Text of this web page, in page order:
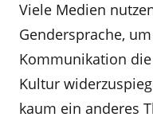
Viele Medien
Gendersprache,
Kommunikation
Kultur
kaum ein anderes